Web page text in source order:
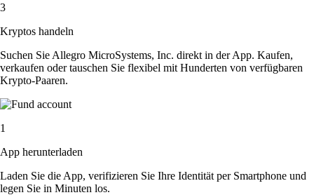
3
Kryptos handeln
Suchen Sie Allegro MicroSystems, Inc. direkt in der App. Kaufen,
verkaufen oder tauschen Sie flexibel mit Hunderten von verfügbaren
Krypto-Paaren.
1
App herunterladen
Laden Sie die App, verifizieren Sie Ihre Identität per Smartphone und
legen Sie in Minuten los.